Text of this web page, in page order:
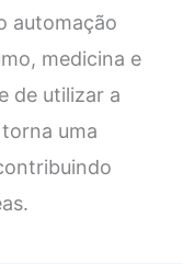
automação
medicina e
de utilizar a
uma